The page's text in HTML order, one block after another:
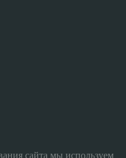
сайта мы используем